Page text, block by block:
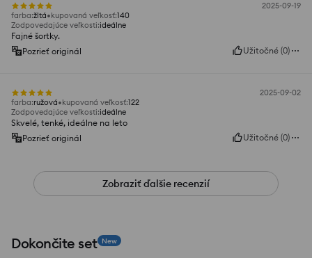
2025-09-19
farba:žltá kupovaná veľkosť:140
Zodpovedajúce veľkosti:ideálne
Fajné šortky.
Pozrieť originál
Užitočné (0)
2025-09-02
farba:ružová kupovaná veľkosť:122
Zodpovedajúce veľkosti:ideálne
Skvelé, tenké, ideálne na leto
Pozrieť originál
Užitočné (0)
Zobraziť ďalšie recenzií
Dokončite set New